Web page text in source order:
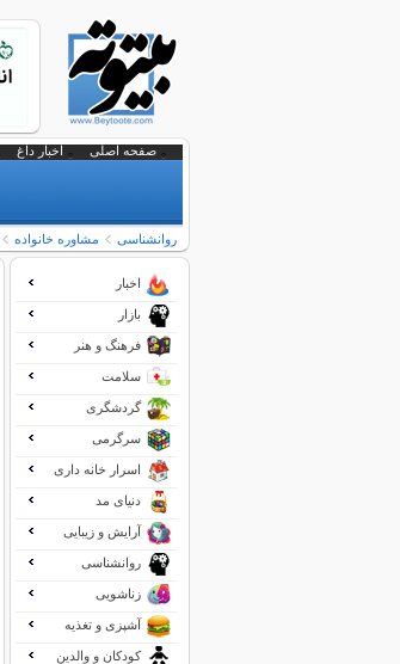
صفحه اصلی اخبار داغ
روانشناسی مشاوره خانواده
اخبار
بازار
فرهنگ و هنر
سلامت
گردشگری
سرگرمی
اسرار خانه داری
دنیای مد
آرایش و زیبایی
روانشناسی
زناشویی
آشپزی و تغذیه
کودکان و والدین